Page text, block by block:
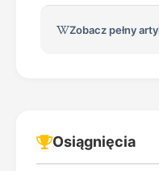
Zobacz pełny
Osiągnięcia